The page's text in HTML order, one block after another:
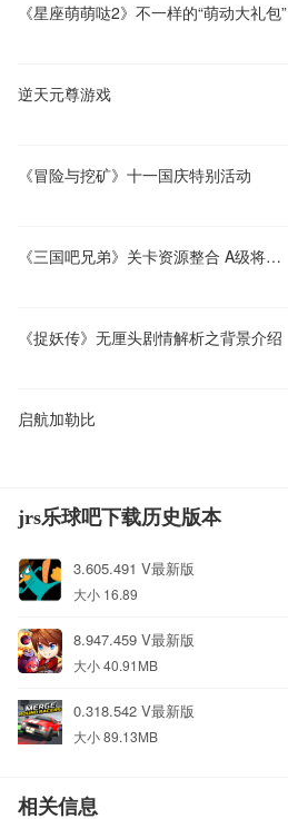
《星座萌萌哒2》不一样的“萌动大礼包”
逆天元尊游戏
《冒险与挖矿》十一国庆特别活动
《三国吧兄弟》关卡资源整合 A级将魂出处盘点
《捉妖传》无厘头剧情解析之背景介绍
启航加勒比
jrs乐球吧下载历史版本
3.605.491 V最新版
大小 16.89
8.947.459 V最新版
大小 40.91MB
0.318.542 V最新版
大小 89.13MB
相关信息